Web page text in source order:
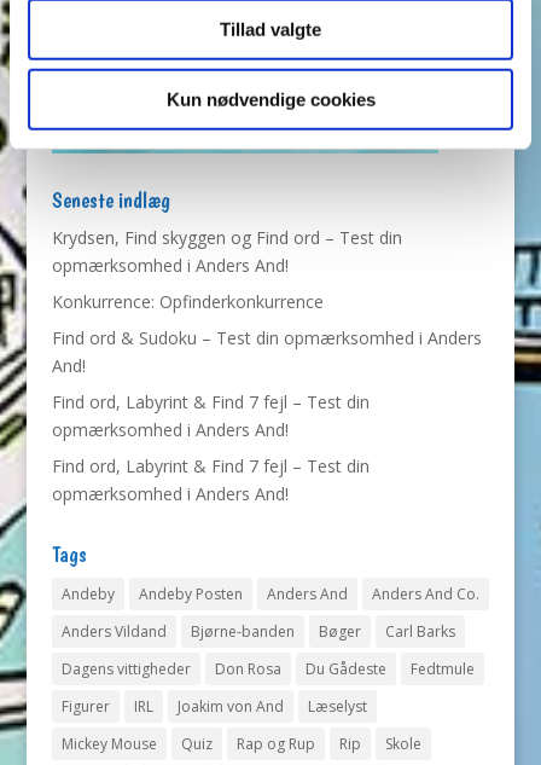
Tillad valgte
Kun nødvendige cookies
Seneste indlæg
Krydsen, Find skyggen og Find ord – Test din
opmærksomhed i Anders And!
Konkurrence: Opfinderkonkurrence
Find ord & Sudoku – Test din opmærksomhed i Anders
And!
Find ord, Labyrint & Find 7 fejl – Test din
opmærksomhed i Anders And!
Find ord, Labyrint & Find 7 fejl – Test din
opmærksomhed i Anders And!
Tags
Andeby Andeby Posten Anders And
Anders And Co.
Anders Vildand
Bjørne-banden Bøger
Carl Barks
Dagens vittigheder
Don Rosa Du Gådeste
Fedtmule
Figurer
IRL Joakim von And
Læselyst
Mickey Mouse
Quiz Rap og Rup Rip
Skole